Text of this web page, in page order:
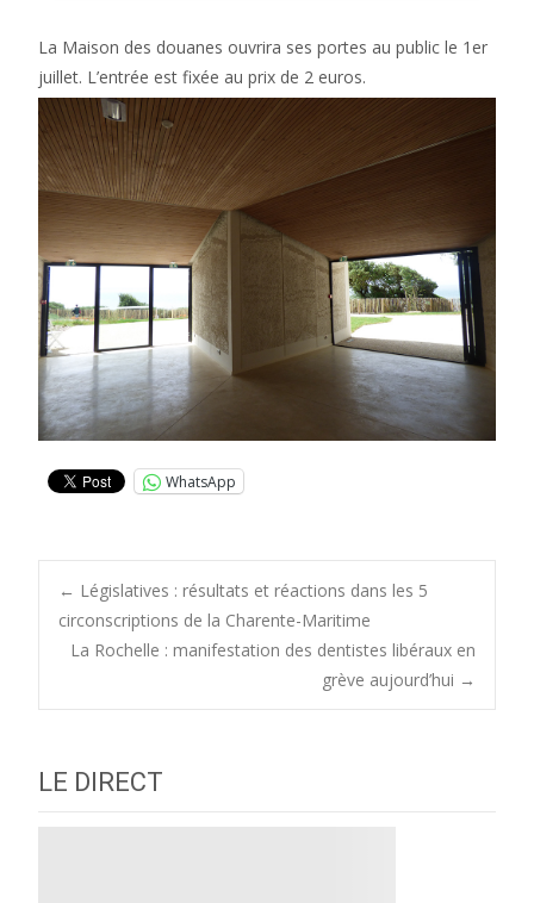
La Maison des douanes ouvrira ses portes au public le 1er
juillet. L’entrée est fixée au prix de 2 euros.
WhatsApp
Post
← Législatives : résultats et réactions dans les 5
circonscriptions de la Charente-Maritime
La Rochelle : manifestation des dentistes libéraux en
grève aujourd’hui →
LE DIRECT